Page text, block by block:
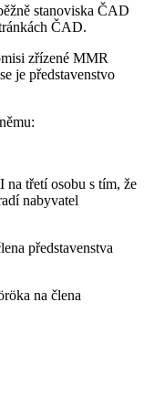
stanoviska ČAD
ČAD.
zřízené MMR
je představenstvo
třetí osobu s tím, že
nabyvatel
představenstva
na člena